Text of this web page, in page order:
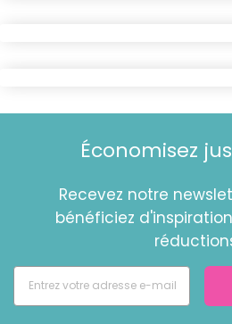
Économisez
Recevez notre
bénéficiez